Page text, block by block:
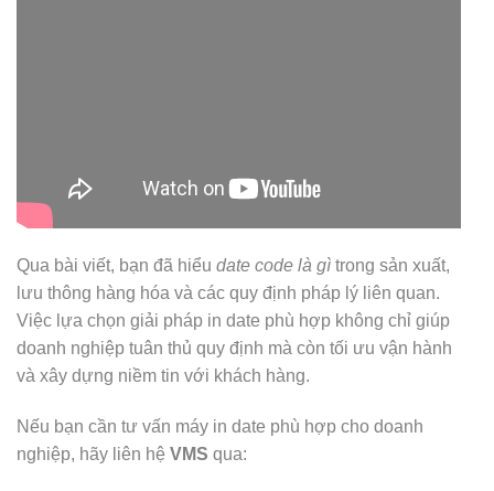
Qua bài viết, bạn đã hiểu date code là gì trong sản xuất,
lưu thông hàng hóa và các quy định pháp lý liên quan.
Việc lựa chọn giải pháp in date phù hợp không chỉ giúp
doanh nghiệp tuân thủ quy định mà còn tối ưu vận hành
và xây dựng niềm tin với khách hàng.
Nếu bạn cần tư vấn máy in date phù hợp cho doanh
nghiệp, hãy liên hệ VMS qua: